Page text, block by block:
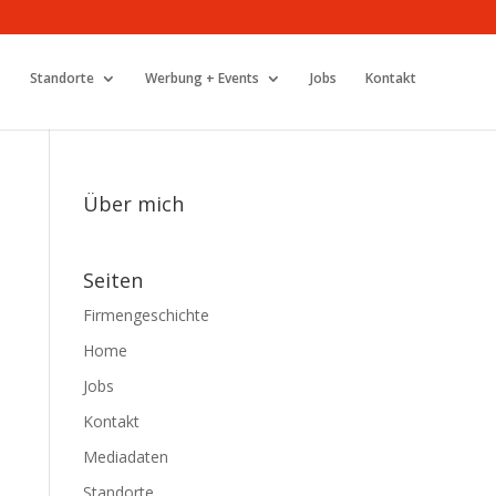
Standorte Werbung + Events Jobs Kontakt
Über mich
Seiten
Firmengeschichte
Home
Jobs
Kontakt
Mediadaten